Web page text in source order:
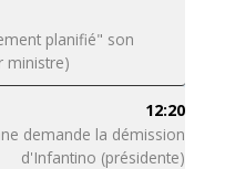
planifié" son
ministre)
12:20
demande la démission
d'Infantino (présidente)